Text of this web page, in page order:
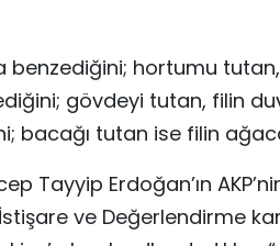
hortumu
gövdeyi tutan, filin
bacağı tutan ise filin
Tayyip Erdoğan’ın
ve Değerlendirme